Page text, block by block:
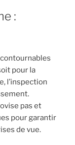
:
pour la
l’inspection
pas et
pour garantir
de vue.